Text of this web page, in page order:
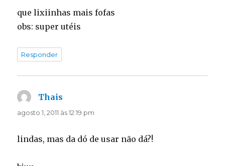
que lixiinhas mais fofas
obs: super utéis
Responder
Thais
agosto 1, 2011 às 12:19 pm
lindas, mas da dó de usar não dá?!